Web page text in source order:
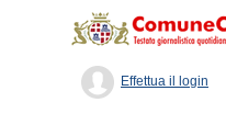
Effettua il login